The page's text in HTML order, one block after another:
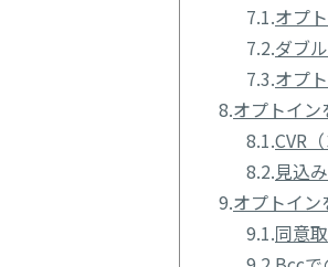
7.1.オプ
7.2.ダブ
7.3.オプ
8.オプトイン
8.1.CVR
8.2.見込
9.オプトイ
9.1.同意